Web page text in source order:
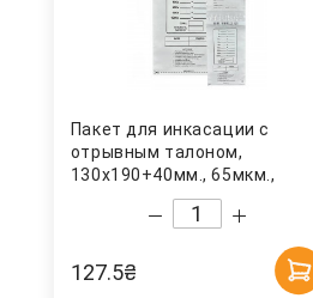
Пакет для инкасации с
отрывным талоном,
130х190+40мм., 65мкм.,
нумерованный, 100шт/уп.
127.5₴